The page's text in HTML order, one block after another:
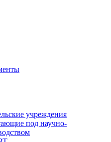
учреждения
под научно-